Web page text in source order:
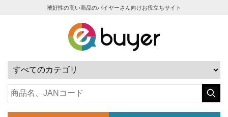
嗜好性の高い商品のバイヤーさん向けお役立ちサイト